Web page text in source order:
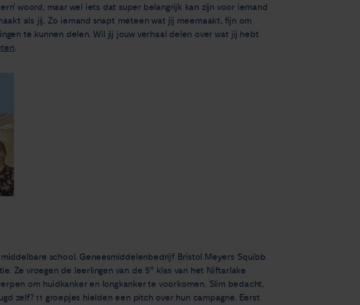
woord, maar wel iets dat super belangrijk kan zijn voor iemand
als jij. Zo iemand snapt meteen wat jij meemaakt, fijn om
te kunnen delen. Wil jij jouw verhaal delen over wat jij hebt
.
school. Geneesmiddelenbedrijf Bristol Meyers Squibb
Ze vroegen de leerlingen van de 5e klas van het Niftarlake
om huidkanker en longkanker te voorkomen. Slim bedacht,
zelf? 11 groepjes hielden een pitch over hun campagne. Eerst